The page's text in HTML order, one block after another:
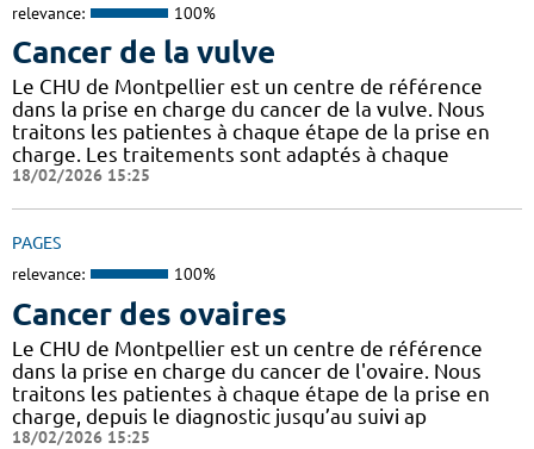
relevance: 100%
Cancer de la vulve
Le CHU de Montpellier est un centre de référence
dans la prise en charge du cancer de la vulve. Nous
traitons les patientes à chaque étape de la prise en
charge. Les traitements sont adaptés à chaque
18/02/2026 15:25
PAGES
relevance: 100%
Cancer des ovaires
Le CHU de Montpellier est un centre de référence
dans la prise en charge du cancer de l'ovaire. Nous
traitons les patientes à chaque étape de la prise en
charge, depuis le diagnostic jusqu’au suivi ap
18/02/2026 15:25